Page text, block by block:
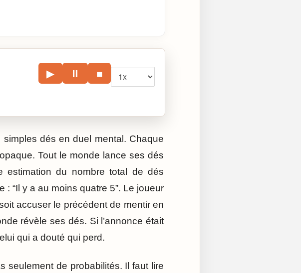
▶ ⏸ ■
dés en duel mental. Chaque
Tout le monde lance ses dés
du nombre total de dés
“Il y a au moins quatre 5”. Le joueur
accuser le précédent de mentir en
révèle ses dés. Si l’annonce était
qui a douté qui perd.
seulement de probabilités. Il faut lire